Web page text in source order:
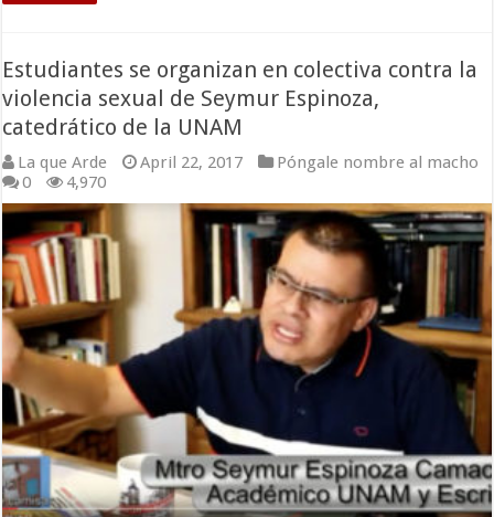
Estudiantes se organizan en colectiva contra la
violencia sexual de Seymur Espinoza,
catedrático de la UNAM
La que Arde April 22, 2017
Póngale nombre al macho
0
4,970